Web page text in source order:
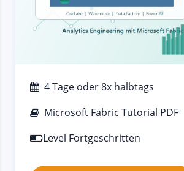
4 Tage oder 8x halbtags
Microsoft Fabric Tutorial PDF
Level Fortgeschritten